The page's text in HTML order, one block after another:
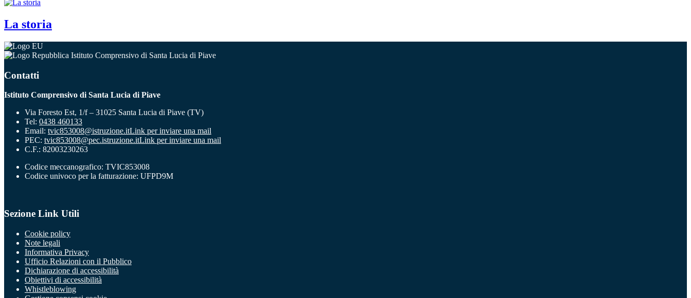
La storia
Istituto Comprensivo di Santa Lucia di Piave
Contatti
Istituto Comprensivo di Santa Lucia di Piave
Via Foresto Est, 1/f – 31025 Santa Lucia di Piave (TV)
Tel: 0438 460133
Email: tvic853008@istruzione.itLink per inviare una mail
PEC: tvic853008@pec.istruzione.itLink per inviare una mail
C.F.: 82003230263
Codice meccanografico: TVIC853008
Codice univoco per la fatturazione: UFPD9M
Sezione Link Utili
Cookie policy
Note legali
Informativa Privacy
Ufficio Relazioni con il Pubblico
Dichiarazione di accessibilità
Obiettivi di accessibilità
Whistleblowing